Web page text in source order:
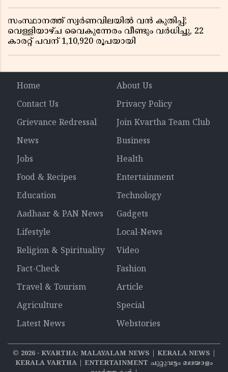
സംസ്ഥാനത്ത് സ്വർണവിലയിൽ വൻ കുതിപ്പ്;
വെള്ളിയാഴ്ച വൈകുന്നേരം വീണ്ടും വർധിച്ചു, 22
കാരറ്റ് പവന് 1,10,920 രൂപയായി
Home
About Us
Contact Us
Privacy Policy
Grievance Redressal
Join Kvartha Team Club
News
Business
Jobs
Health
Food & Recipes
Entertainment
Education
Technology
Aadhaar & PAN News
Gadgets
Lifestyle
Local-News
Religion & Spirituality
Video
Fact-Check
Fashion
Travel & Tourism
Article
Agriculture
Special
Latest News
Webstories
© 2026‧ KVARTHA: MALAYALAM NEWS | KERALA NEWS |
KERALA VARTHA | ENTERTAINMENT ചുറ്റുവട്ടം മലയാളം